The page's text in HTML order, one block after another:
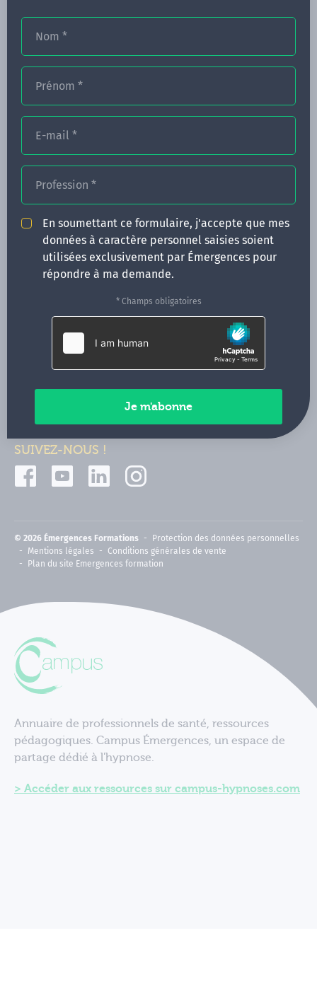
Nom *
Prénom *
E-mail *
Profession *
En soumettant ce formulaire, j'accepte que mes
données à caractère personnel saisies soient
utilisées exclusivement par Émergences pour
répondre à ma demande.
* Champs obligatoires
CONGRÈS
ACTUALITÉS
INFOS PRATIQUES
Qui sommes-nous ?
CONTACT
35000 Rennes
02 99 05 25 47
Contactez-nous
Paiements sécurisés
SUIVEZ-NOUS !
© 2026 Émergences Formations
Protection des données personnelles
Mentions légales
Conditions générales de vente
Plan du site Emergences formation
Annuaire de professionnels de santé, ressources
pédagogiques. Campus Émergences, un espace de
partage dédié à l'hypnose.
Accéder aux ressources sur campus-hypnoses.com